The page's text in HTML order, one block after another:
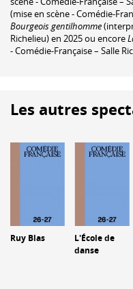
(mise en scène - Comédie-
Bourgeois gentilhomme
Richelieu) en 2025 ou encore
- Comédie-Française – Salle
Les autres
Ruy Blas
L'École de
danse